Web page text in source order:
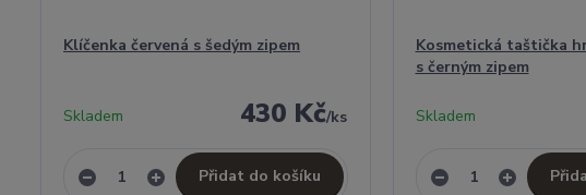
Klíčenka červená s šedým zipem
430 Kč/ks
Skladem
Přidat do košíku
Kosmetická taštička
s černým zipem
Skladem